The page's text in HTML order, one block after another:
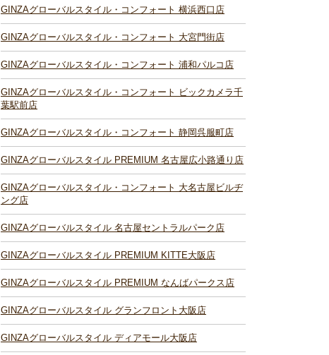
GINZAグローバルスタイル・コンフォート 横浜西口店
GINZAグローバルスタイル・コンフォート 大宮門街店
GINZAグローバルスタイル・コンフォート 浦和パルコ店
GINZAグローバルスタイル・コンフォート ビックカメラ千
葉駅前店
GINZAグローバルスタイル・コンフォート 静岡呉服町店
GINZAグローバルスタイル PREMIUM 名古屋広小路通り店
GINZAグローバルスタイル・コンフォート 大名古屋ビルヂ
ング店
GINZAグローバルスタイル 名古屋セントラルパーク店
GINZAグローバルスタイル PREMIUM KITTE大阪店
GINZAグローバルスタイル PREMIUM なんばパークス店
GINZAグローバルスタイル グランフロント大阪店
GINZAグローバルスタイル ディアモール大阪店